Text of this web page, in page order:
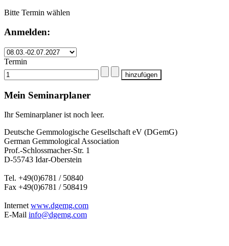
Bitte Termin wählen
Anmelden:
Termin
Mein Seminarplaner
Ihr Seminarplaner ist noch leer.
Deutsche Gemmologische Gesellschaft eV (DGemG)
German Gemmological Association
Prof.-Schlossmacher-Str. 1
D-55743 Idar-Oberstein
Tel. +49(0)6781 / 50840
Fax +49(0)6781 / 508419
Internetwww.dgemg.com
E-Mail info@dgemg.com